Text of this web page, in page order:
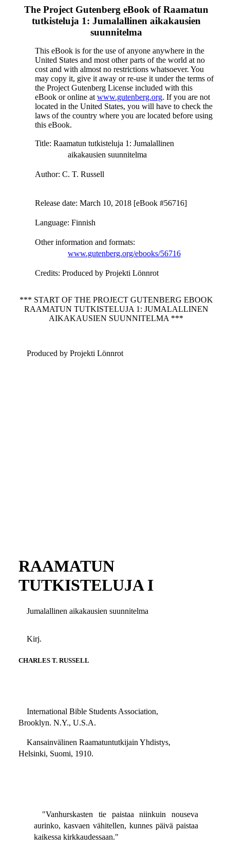
The Project Gutenberg eBook ofRaamatun
tutkisteluja 1: Jumalallinen aikakausien
suunnitelma
This eBook is for the use of anyone anywhere in the
United States and most other parts of the world at no
cost and with almost no restrictions whatsoever. You
may copy it, give it away or re-use it under the terms of
the Project Gutenberg License included with this
eBook or online at www.gutenberg.org. If you are not
located in the United States, you will have to check the
laws of the country where you are located before using
this eBook.
Title: Raamatun tutkisteluja 1: Jumalallinen
aikakausien suunnitelma
Author: C. T. Russell
Release date: March 10, 2018 [eBook #56716]
Language: Finnish
Other information and formats:
www.gutenberg.org/ebooks/56716
Credits: Produced by Projekti Lönnrot
*** START OF THE PROJECT GUTENBERG EBOOK
RAAMATUN TUTKISTELUJA 1: JUMALALLINEN
AIKAKAUSIEN SUUNNITELMA ***
Produced by Projekti Lönnrot
RAAMATUN
TUTKISTELUJA I
Jumalallinen aikakausien suunnitelma
Kirj.
CHARLES T. RUSSELL
International Bible Students Association,
Brooklyn. N.Y., U.S.A.
Kansainvälinen Raamatuntutkijain Yhdistys,
Helsinki, Suomi, 1910.
"Vanhurskasten tie paistaa niinkuin nouseva
aurinko, kasvaen vähitellen, kunnes päivä paistaa
kaikessa kirkkaudessaan."